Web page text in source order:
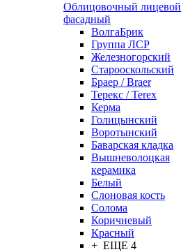
Облицовочный лицевой
фасадный
ВолгаБрик
Группа ЛСР
Железногорский
Старооскольский
Браер / Braer
Терекс / Terex
Керма
Голицынский
Воротынский
Баварская кладка
Вышневолоцкая
керамика
Белый
Слоновая кость
Солома
Коричневый
Красный
+ ЕЩЕ 4